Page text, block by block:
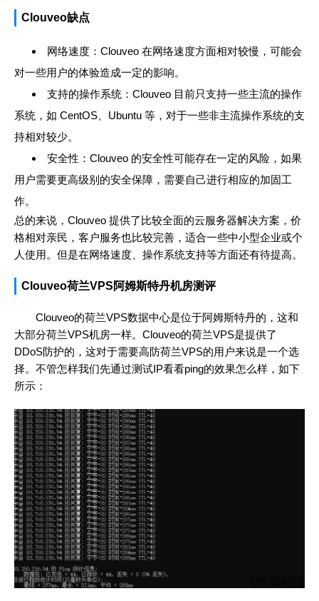
Clouveo缺点
网络速度：Clouveo 在网络速度方面相对较慢，可能会
对一些用户的体验造成一定的影响。
支持的操作系统：Clouveo 目前只支持一些主流的操作
系统，如 CentOS、Ubuntu 等，对于一些非主流操作系统的支
持相对较少。
安全性：Clouveo 的安全性可能存在一定的风险，如果
用户需要更高级别的安全保障，需要自己进行相应的加固工
作。
总的来说，Clouveo 提供了比较全面的云服务器解决方案，价
格相对亲民，客户服务也比较完善，适合一些中小型企业或个
人使用。但是在网络速度、操作系统支持等方面还有待提高。
Clouveo荷兰VPS阿姆斯特丹机房测评
Clouveo的荷兰VPS数据中心是位于阿姆斯特丹的，这和
大部分荷兰VPS机房一样。Clouveo的荷兰VPS是提供了
DDoS防护的，这对于需要高防荷兰VPS的用户来说是一个选
择。不管怎样我们先通过测试IP看看ping的效果怎么样，如下
所示：